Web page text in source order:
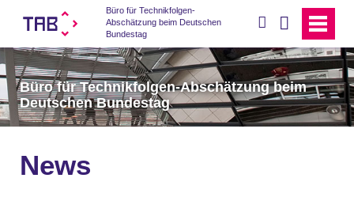
Büro für Technikfolgen-
Abschätzung beim Deutschen
Bundestag
Büro für Technikfolgen-Abschätzung beim
Deutschen Bundestag
News